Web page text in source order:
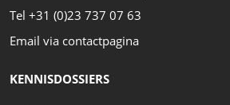
Tel +31 (0)23 737 07 63
Email via contactpagina
KENNISDOSSIERS